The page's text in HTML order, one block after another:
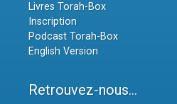
Livres Torah-Box
Inscription
Podcast Torah-Box
English Version
Retrouvez-nous...